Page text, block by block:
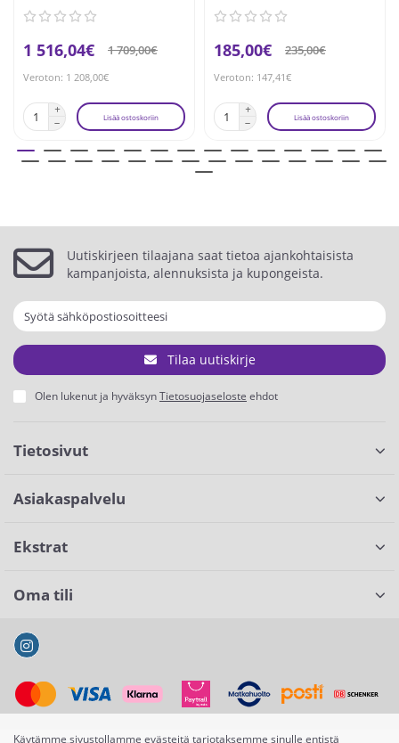
1 516,04€ 1 709,00€
Veroton: 1 208,00€
Lisää ostoskoriin
185,00€ 235,00€
Veroton: 147,41€
Lisää ostoskoriin
Käytämme sivustollamme evästeitä tarjotaksemme sinulle entistä
Uutiskirjeen tilaajana saat tietoa ajankohtaisista
kampanjoista, alennuksista ja kupongeista.
Tilaa uutiskirje
Olen lukenut ja hyväksynTietosuojaseloste ehdot
Tietosivut
Asiakaspalvelu
Ekstrat
Oma tili